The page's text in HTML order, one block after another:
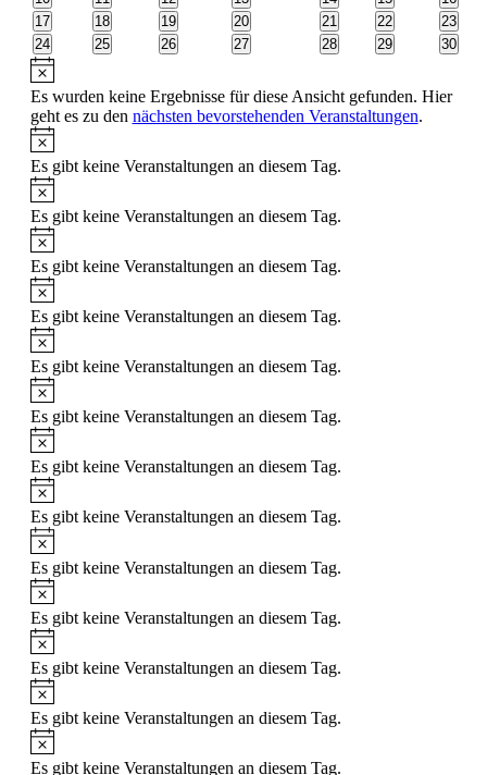
VeranstaltungenVeranstaltungenVeranstaltungenVeranstaltungenVeranstaltungenVeranstaltungen
0
Veranstaltungen
17
0
Veranstaltungen
18
0
Veranstaltungen
19
0
Veranstaltungen
20
0
Veranstaltungen
21
0
Veranstaltungen
22
023
0
Veranstaltungen
24
0
Veranstaltungen
25
0
Veranstaltungen
26
0
Veranstaltungen
27
0
Veranstaltungen
28
0
Veranstaltungen
29
030
Hinweis
Es wurden keine Ergebnisse für diese Ansicht gefunden. Hier
geht es zu den nächsten bevorstehenden Veranstaltungen.
Hinweis
Es gibt keine Veranstaltungen an diesem Tag.
Hinweis
Es gibt keine Veranstaltungen an diesem Tag.
Hinweis
Es gibt keine Veranstaltungen an diesem Tag.
Hinweis
Es gibt keine Veranstaltungen an diesem Tag.
Hinweis
Es gibt keine Veranstaltungen an diesem Tag.
Hinweis
Es gibt keine Veranstaltungen an diesem Tag.
Hinweis
Es gibt keine Veranstaltungen an diesem Tag.
Hinweis
Es gibt keine Veranstaltungen an diesem Tag.
Hinweis
Es gibt keine Veranstaltungen an diesem Tag.
Hinweis
Es gibt keine Veranstaltungen an diesem Tag.
Hinweis
Es gibt keine Veranstaltungen an diesem Tag.
Hinweis
Es gibt keine Veranstaltungen an diesem Tag.
Hinweis
Es gibt keine Veranstaltungen an diesem Tag.